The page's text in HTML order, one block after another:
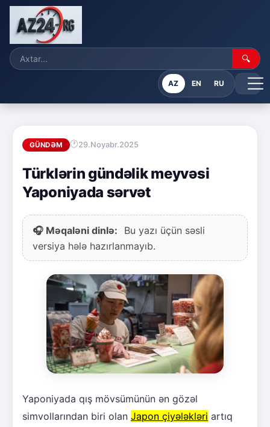
🔍
AZ EN RU
GÜNDƏM 29.Noyabr.2025
Türklərin gündəlik meyvəsi
Yaponiyada sərvət
🎧 Məqaləni dinlə:
Bu yazı üçün səsli
versiya hələ hazırlanmayıb.
Yaponiyada qış mövsümünün ən gözəl
simvollarından biri olan Japon çiyələkləri artıq